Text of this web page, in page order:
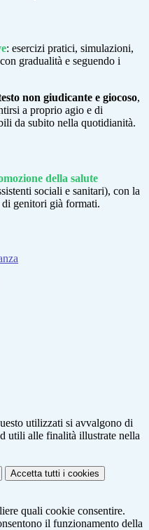
: esercizi pratici, simulazioni,
gradualità e seguendo i
non giudicante e giocoso,
a proprio agio e di
da subito nella quotidianità.
della salute
sociali e sanitari), con la
di genitori già formati.
utilizzati si avvalgono di
utili alle finalità illustrate nella
Accetta tutti i cookies
quali cookie consentire.
il funzionamento della